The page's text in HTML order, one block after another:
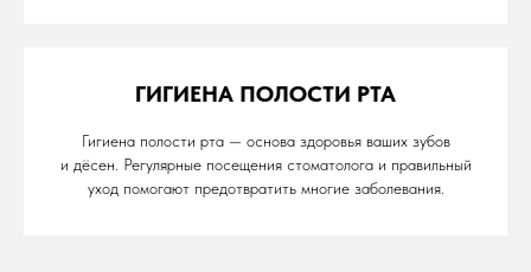
ГИГИЕНА ПОЛОСТИ РТА
Гигиена полости рта — основа здоровья ваших зубов
и дёсен. Регулярные посещения стоматолога и правильный
уход помогают предотвратить многие заболевания.